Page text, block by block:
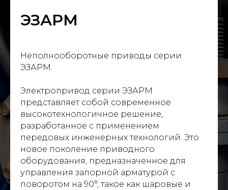
ЭЗАРМ
Неполнооборотные приводы серии
ЭЗАРМ
Электропривод серии ЭЗАРМ
представляет собой современное
высокотехнологичное решение,
разработанное с применением
передовых инженерных технологий. Это
новое поколение приводного
оборудования, предназначенное для
управления запорной арматурой с
поворотом на 90°, такое как шаровые и